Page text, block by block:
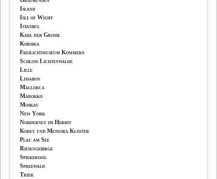
Island
Isle of Wight
Istanbul
Karl der Grosse
Korsika
Freilichtmuseum Kommern
Schloss Lichtenwalde
Lille
Lissabon
Mallorca
Marokko
Moskau
New York
Norderney im Herbst
Korfu und Meteora Klöster
Plau am See
Riesengebirge
Spiekeroog
Spreewald
Trier